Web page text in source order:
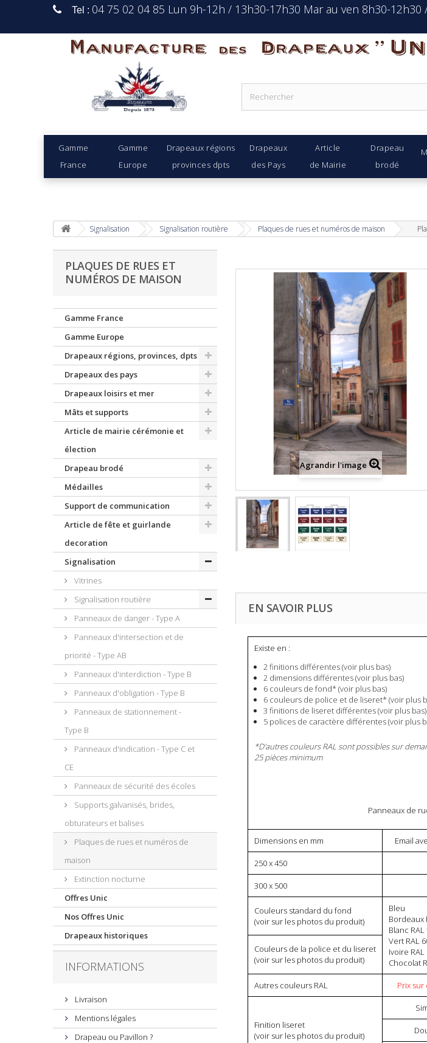
Tel : 04 75 02 04 85 Lun 9h-12h / 13h30-17h30 Mar au ven 8h30-12h30
Manufacture Des Drapeaux Unic
Gamme
France
Gamme
Europe
Drapeaux régions
provinces dpts
Drapeaux
des Pays
Article
de Mairie
Drapeau
brodé
Signalisation Signalisation routière Plaques de rues et numéros de maison
PLAQUES DE RUES ET
NUMÉROS DE MAISON
Gamme France
Gamme Europe
Drapeaux régions, provinces, dpts
Drapeaux des pays
Drapeaux loisirs et mer
Mâts et supports
Article de mairie cérémonie et
élection
Drapeau brodé
Médailles
Support de communication
Article de fête et guirlande
decoration
Signalisation
Vitrines
Signalisation routière
Panneaux de danger - Type A
Panneaux d'intersection et de
priorité - Type AB
Panneaux d'interdiction - Type B
Panneaux d'obligation - Type B
Panneaux de stationnement -
Type B
Panneaux d'indication - Type C et
CE
Panneaux de sécurité des écoles
Supports galvanisés, brides,
obturateurs et balises
Plaques de rues et numéros de
maison
Extinction nocturne
Offres Unic
Nos Offres Unic
Drapeaux historiques
INFORMATIONS
Livraison
Mentions légales
Drapeau ou Pavillon ?
Agrandir l'image
EN SAVOIR PLUS
Existe en :
2 finitions différentes (voir plus bas)
2 dimensions différentes (voir plus bas)
6 couleurs de fond* (voir plus bas)
6 couleurs de police et de liseret* (voir plus
3 finitions de liseret différentes (voir plus bas)
5 polices de caractère différentes (voir plus
*D'autres couleurs RAL sont possibles sur
25 pièces minimum
Panneaux de
Dimensions en mm Email
250 x 450
300 x 500
Couleurs standard du fond
(voir sur les photos du produit)
Bleu
Bordeaux
Blanc RAL
Vert RAL
Ivoire RAL
Chocolat
Couleurs de la police et du liseret
(voir sur les photos du produit)
Autres couleurs RAL
Prix
Finition liseret
(voir sur les photos du produit)